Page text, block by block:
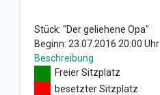
Stück: "Der geliehene Opa"
Beginn: 23.07.2016 20:00 Uhr
Beschreibung
Freier Sitzplatz
besetzter Sitzplatz